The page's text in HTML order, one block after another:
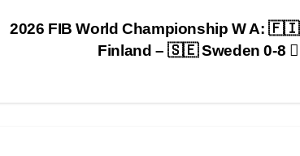
2026 FIB World Championship W A: 🇫🇮
Finland – 🇸🇪 Sweden 0-8